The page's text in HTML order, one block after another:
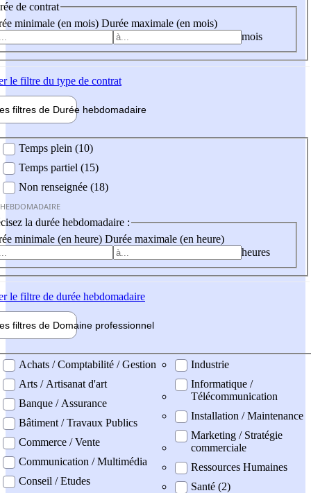
de contrat
minimale (en mois) Durée maximale (en mois)
mois
le filtre du type de contrat
filtres de Durée hebdomadaire
Temps plein (10)
Temps partiel (15)
Non renseignée (18)
la durée hebdomadaire :
minimale (en heure) Durée maximale (en heure)
heures
le filtre de durée hebdomadaire
filtres de Domaine professionnel
professionel
Achats / Comptabilité / Gestion
Arts / Artisanat d'art
Banque / Assurance
Bâtiment / Travaux Publics
Commerce / Vente
Communication / Multimédia
Conseil / Etudes
Industrie
Informatique /
Télécommunication
Installation / Maintenance
Marketing / Stratégie
commerciale
Ressources Humaines
Santé (2)